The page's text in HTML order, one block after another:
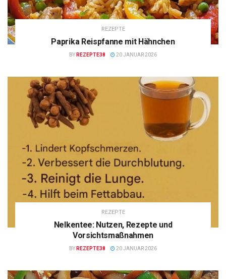
REZEPTE
Paprika Reispfanne mit Hähnchen
BY REZEPTE38 20 JANUAR 2026
REZEPTE
Nelkentee: Nutzen, Rezepte und
Vorsichtsmaßnahmen
BY REZEPTE38 20 JANUAR 2026